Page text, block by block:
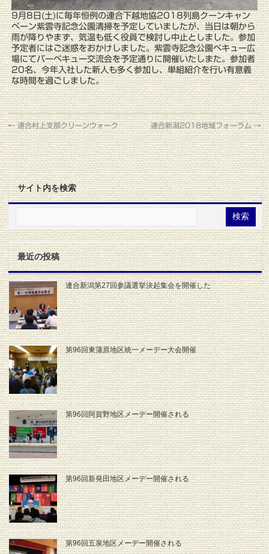
9月8日(土)に毎年恒例の連合下越地協2018列島クーンキャン
ペーン紫雲寺記念公園清掃を予定していましたが、当日は朝から
雨が降りやまず、気温も低く役員で検討し中止としました。参加
予定者にはご迷惑をおかけしました。紫雲寺記念公園ベキュー広
場にてバーベキュー交流会を予定通りに開催いたしまた。参加者
20名、今年入社した新人も多く参加し、単組紹介を行い有意義
な時間を過ごしました。
←連合村上支部クリーンウォーク 連合新潟2018地域フォーラム→
サイト内を検索
最近の投稿
連合新潟第27回参議選挙決起集会を開催した
第96回東蒲原地区統一メーデー大会開催
第96回阿賀野地区メーデー開催される
第96回新発田地区メーデー開催される
第96回五泉地区メーデー開催される